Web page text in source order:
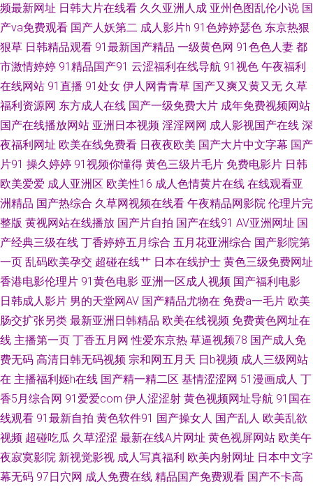
91成人福利在线视频 91干逼电影 91白丝在线看 51国产情侣在线 自拍偷窥
99 91大香蕉自慰 91草逼视频网 91n色情 91网站黑丝 www操逼肏肏逼肏逼
www这a视频 成人网视频 久久看久久 91大屁 91色精品视频 草莓视频深夜 影
区 97超碰福利 日本熟妇色日本免费看 91视频在线观 老少妇探花 91疯狂高
潮对白拿下 久肏视频字幕 91超碰网 东京热精品超碰 婷婷社区成人 91最新
内射无码高清 91次元黄色观看链接 国产91九色蝌蚪视频 熟女性交偷拍 超碰
91人人 天堂福利导航 操逼操精品 日韩欧美A视频 91熟女中文免费 久久国产
精品熟女 最新色悠悠久久色 丁香婷婷综合激情 91成人蜜桃在线 九七人人操
99热九九网站 亚州精品国产精品 俺来也俺去夜 色婷婷日韩av电影 91亚洲黄
页 日本加勒比A网 91午夜福利丝袜视频 91青娱乐吧 欧美啊V 91福利影院导
航 国产日韩精品推荐 在线免费小视屏 国产成人久久精品 五月天激情深爱网
不卡中文一二一三 人妖操妇幼 91青草娱乐 九一在线观看 在线伊人9 东方在
线正在进入AV 涩情av 91亚洲网站 免费产品绘合精品综合 91茄子 日韩激情
频最新网址 日韩大片在线看 久久亚洲人成 亚州色图乱伦小说 国
产va免费观看 国产人妖第二 成人影片h 91色婷婷瑟色 东京热狠
狠草 日韩精品观看 91最新国产精品 一级黄色网 91色色人妻 都
市激情婷婷 91精品国产91 云涩福利在线导航 91视色 午夜福利
在线网站 91直播 91处女 伊人网青青草 国产又爽又黄又无 久草
福利资源网 东方成人在线 国产一级免费大片 成年免费视频网站
国产在线播放网站 亚洲日本视频 淫淫网网 成人影视国产在线 深
夜福利网址 欧美在线免费看 日夜夜欧美 国产大片中文字幕 国产
片91 操久婷婷 91视频你懂得 黄色三级片毛片 免费电影片 日韩
欧美爱爱 成人亚洲区 欧美性16 成人色情黄片在线 在线观看亚
洲精品 国产热综合 久草网视频在线看 午夜精品网影院 伦理片完
整版 黄视网站在线播放 国产片自拍 国产在线91 AV亚洲网址 国
产经典三级在线 丁香婷婷五月综合 五月花亚洲综合 国产影院第
一页 乱码欧美孕交 超碰在线艹 日本在线护士 黄色三级免费网址
香港电影伦理片 91黄色电影 亚洲一区成人视频 国产福利电影
日韩成人影片 男的天堂网AV 国产精品尤物在 免费a一毛片 欧美
肠交扩张另类 最新亚洲日韩精品 欧美在线视频 免费黄色网址在
线 主播第一页 丁香五月网 性爱东京热 草逼视频78 国产成人免
费无码 高清日韩无码视频 宗和网五月天 日b视频 成人三级网站
在 主播福利姬h在线 国产精一精二区 基情涩涩网 51漫画成人 丁
香5月综合网 91爱爱com 伊人涩涩射 黄色视频网址导航 91国在
线观看 91最新自拍 黄色软件91 国产操女人 国产乱人 欧美乱欲
视频 超碰吃瓜 久草涩涩 最新在线A片网址 黄色视屏网站 欧美午
夜寂寞影院 新视觉影视 成人写真福利 欧美内射网址 日本中文字
幕无码 97日穴网 成人免费在线 精品国产免费观看 国产不卡高